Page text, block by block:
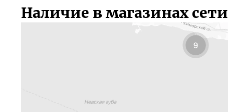
Наличие в магазинах сети